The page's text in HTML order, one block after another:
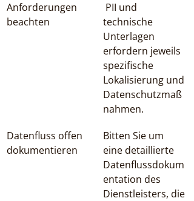
Anforderungen
beachten
PII und
technische
Unterlagen
erfordern jeweils
spezifische
Lokalisierung und
Datenschutzmaß
nahmen.
Datenfluss offen
dokumentieren
Bitten Sie um
eine detaillierte
Datenflussdokum
entation des
Dienstleisters, die